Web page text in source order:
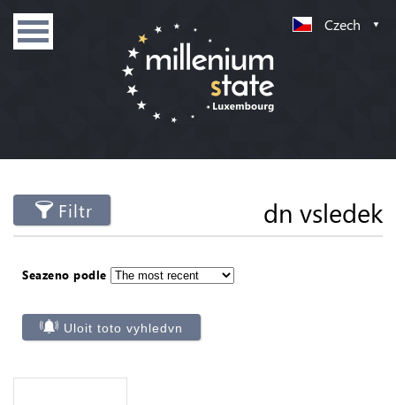
Czech
Filtr dn vsledek
Seazeno podle
Uloit toto vyhledvn